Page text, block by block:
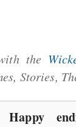
the
Stories,